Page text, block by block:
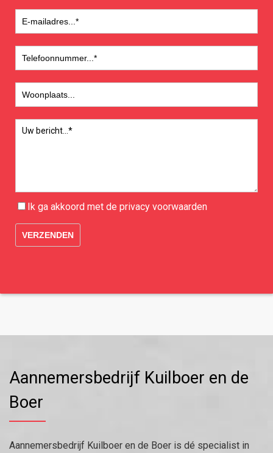
Ik ga akkoord met de privacy voorwaarden
Aannemersbedrijf Kuilboer en de
Boer
Aannemersbedrijf Kuilboer en de Boer is dé specialist in